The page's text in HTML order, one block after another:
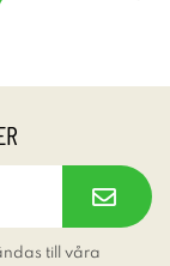
till våra